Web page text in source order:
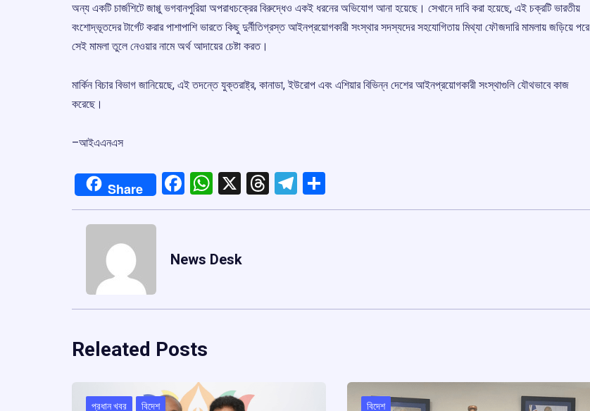
অন্য একটি চার্জশিটে জাগ্গু ভগবানপুরিয়া অপরাধচক্রের বিরুদ্ধেও একই ধরনের অভিযোগ আনা হয়েছে। সেখানে দাবি করা হয়েছে, এই চক্রটি ভারতীয়
বংশোদ্ভূতদের টার্গেট করার পাশাপাশি ভারতে কিছু দুর্নীতিগ্রস্ত আইনপ্রয়োগকারী সংস্থার সদস্যদের সহযোগিতায় মিথ্যা ফৌজদারি মামলায় জড়িয়ে পরে
সেই মামলা তুলে নেওয়ার নামে অর্থ আদায়ের চেষ্টা করত।
মার্কিন বিচার বিভাগ জানিয়েছে, এই তদন্তে যুক্তরাষ্ট্র, কানাডা, ইউরোপ এবং এশিয়ার বিভিন্ন দেশের আইনপ্রয়োগকারী সংস্থাগুলি যৌথভাবে কাজ
করেছে।
–আইএএনএস
Share Facebook
WhatsApp
X Threads
Telegram
News Desk
Releated Posts
প্রধান খবর বিদেশ বিদেশ